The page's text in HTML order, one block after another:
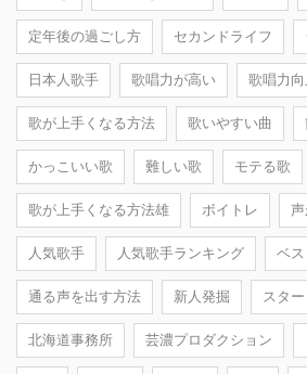
定年後の過ごし方 セカンドライフ
日本人歌手 歌唱力が高い 歌唱力向
歌が上手くなる方法 歌いやすい曲
かっこいい歌 難しい歌 モテる歌
歌が上手くなる方法雄 ボイトレ
人気歌手 人気歌手ランキング ベス
通る声を出す方法 新人発掘 スター
北海道事務所 芸濃プロダクション